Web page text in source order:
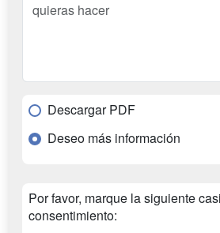
Descargar PDF
Deseo más información
Por favor, marque la siguiente
consentimiento: